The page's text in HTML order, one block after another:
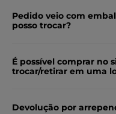
Pedido veio com
posso trocar?
É possível comprar no
trocar/retirar em uma
Devolução por